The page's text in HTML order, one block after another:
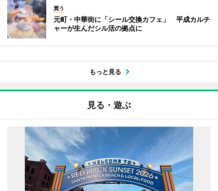
買う
元町・中華街に「シール交換カフェ」 平成カルチ
ャーが生んだシル活の拠点に
もっと見る
見る・遊ぶ